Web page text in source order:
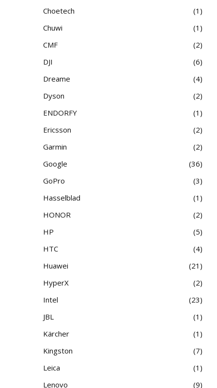
Choetech
1
Chuwi
1
CMF
2
DJI
6
Dreame
4
Dyson
2
ENDORFY
1
Ericsson
2
Garmin
2
Google
36
GoPro
3
Hasselblad
1
HONOR
2
HP
5
HTC
4
Huawei
21
HyperX
2
Intel
23
JBL
1
Kärcher
1
Kingston
7
Leica
1
Lenovo
9